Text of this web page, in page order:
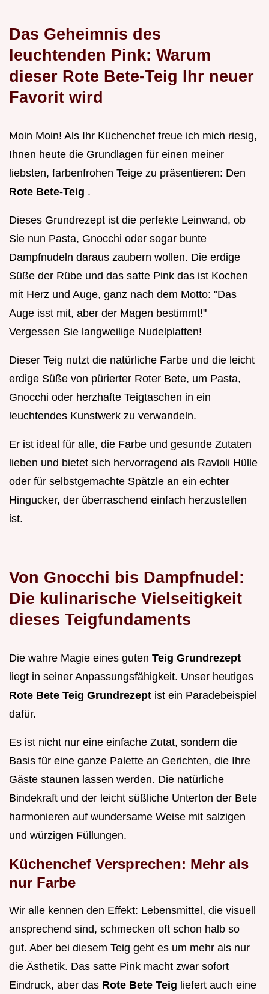
Das Geheimnis des
leuchtenden Pink: Warum
dieser Rote Bete-Teig Ihr neuer
Favorit wird
Moin Moin! Als Ihr Küchenchef freue ich mich riesig,
Ihnen heute die Grundlagen für einen meiner
liebsten, farbenfrohen Teige zu präsentieren: Den
Rote Bete-Teig .
Dieses Grundrezept ist die perfekte Leinwand, ob
Sie nun Pasta, Gnocchi oder sogar bunte
Dampfnudeln daraus zaubern wollen. Die erdige
Süße der Rübe und das satte Pink das ist Kochen
mit Herz und Auge, ganz nach dem Motto: "Das
Auge isst mit, aber der Magen bestimmt!"
Vergessen Sie langweilige Nudelplatten!
Dieser Teig nutzt die natürliche Farbe und die leicht
erdige Süße von pürierter Roter Bete, um Pasta,
Gnocchi oder herzhafte Teigtaschen in ein
leuchtendes Kunstwerk zu verwandeln.
Er ist ideal für alle, die Farbe und gesunde Zutaten
lieben und bietet sich hervorragend als Ravioli Hülle
oder für selbstgemachte Spätzle an ein echter
Hingucker, der überraschend einfach herzustellen
ist.
Von Gnocchi bis Dampfnudel:
Die kulinarische Vielseitigkeit
dieses Teigfundaments
Die wahre Magie eines guten Teig Grundrezept
liegt in seiner Anpassungsfähigkeit. Unser heutiges
Rote Bete Teig Grundrezept ist ein Paradebeispiel
dafür.
Es ist nicht nur eine einfache Zutat, sondern die
Basis für eine ganze Palette an Gerichten, die Ihre
Gäste staunen lassen werden. Die natürliche
Bindekraft und der leicht süßliche Unterton der Bete
harmonieren auf wundersame Weise mit salzigen
und würzigen Füllungen.
Küchenchef Versprechen: Mehr als
nur Farbe
Wir alle kennen den Effekt: Lebensmittel, die visuell
ansprechend sind, schmecken oft schon halb so
gut. Aber bei diesem Teig geht es um mehr als nur
die Ästhetik. Das satte Pink macht zwar sofort
Eindruck, aber das Rote Bete Teig liefert auch eine